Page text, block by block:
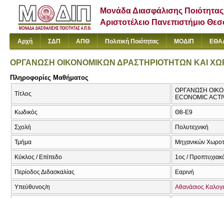
Μονάδα Διασφάλισης Ποιότητας
Αριστοτέλειο Πανεπιστήμιο
Αρχή ΣΔΠ ΑΠΘ Πολιτική Ποιότητας ΜΟΔΙΠ
ΟΡΓΑΝΩΣΗ ΟΙΚΟΝΟΜΙΚΩΝ ΔΡΑΣΤΗΡΙΟΤΗΤΩΝ ΚΑΙ
Πληροφορίες Μαθήματος
Τίτλος
ΟΡΓΑΝΩΣΗ
ECONOMIC
Κωδικός Θ8-Ε9
Σχολή Πολυτεχνική
Τμήμα Μηχανικών
Κύκλος / Επίπεδο 1ος /
Περίοδος Διδασκαλίας Εαρινή
Υπεύθυνος/η Αθανάσιος